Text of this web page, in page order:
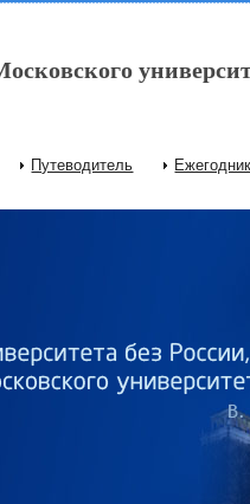
Путеводитель